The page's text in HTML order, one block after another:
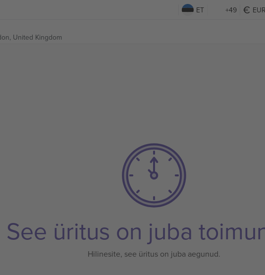
ET +49
United Kingdom
See üritus on juba
Hilinesite, see üritus on juba aegunud.